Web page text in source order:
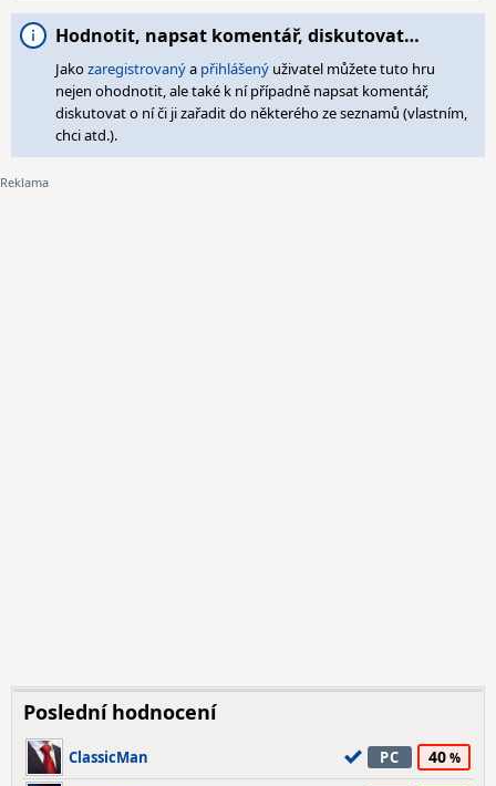
Hodnotit, napsat komentář, diskutovat…
Jakozaregistrovanýa přihlášený uživatel můžete tuto hru
nejen ohodnotit, ale také k ní případně napsat komentář,
diskutovat o ní či ji zařadit do některého ze seznamů (vlastním,
chci atd.).
Poslední hodnocení
ClassicMan PC 40